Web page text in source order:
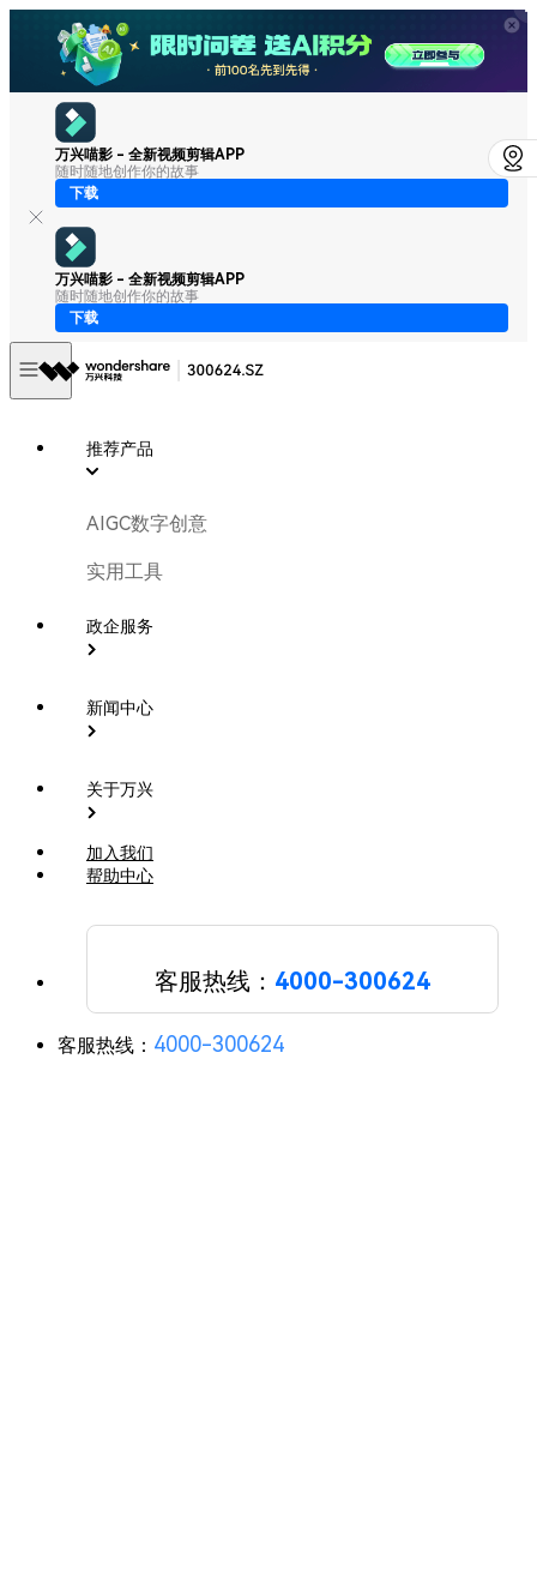
万兴喵影 - 全新视频剪辑APP
随时随地创作你的故事
下载
万兴喵影 - 全新视频剪辑APP
随时随地创作你的故事
下载
推荐产品
AIGC数字创意
实用工具
政企服务
新闻中心
关于万兴
加入我们
帮助中心
客服热线： 4000-300624
客服热线： 4000-300624